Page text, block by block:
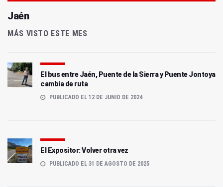
Jaén
MÁS VISTO ESTE MES
El bus entre Jaén, Puente de la Sierra y Puente Jontoya
cambia de ruta
PUBLICADO EL 12 DE JUNIO DE 2024
El Expositor: Volver otra vez
PUBLICADO EL 31 DE AGOSTO DE 2025